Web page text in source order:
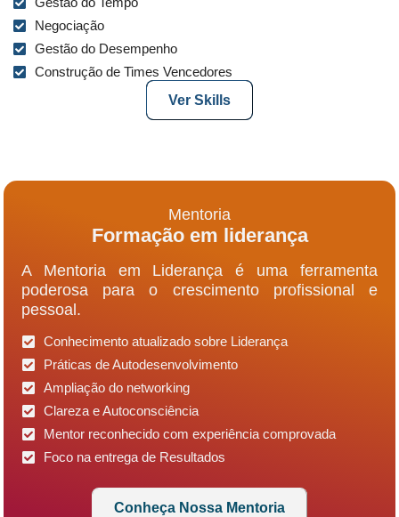
Negociação
Gestão do Desempenho
Construção de Times Vencedores
Ver Skills
Mentoria
Formação em liderança
A Mentoria em Liderança é uma ferramenta
poderosa para o crescimento profissional e
pessoal.
Conhecimento atualizado sobre Liderança
Práticas de Autodesenvolvimento
Ampliação do networking
Clareza e Autoconsciência
Mentor reconhecido com experiência comprovada
Foco na entrega de Resultados
Conheça Nossa Mentoria